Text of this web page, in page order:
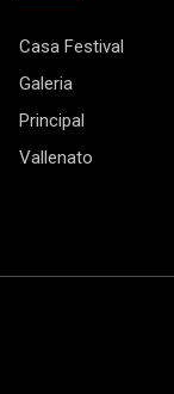
Casa Festival
Galeria
Principal
Vallenato